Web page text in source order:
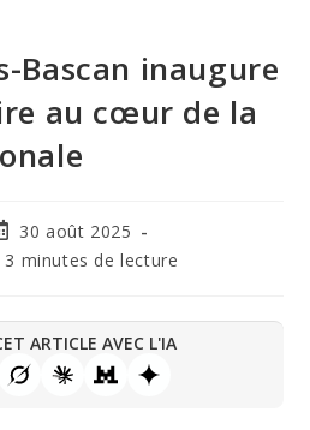
Bascan inaugure
au cœur de la
30 août 2025
3 minutes de lecture
ARTICLE AVEC L'IA